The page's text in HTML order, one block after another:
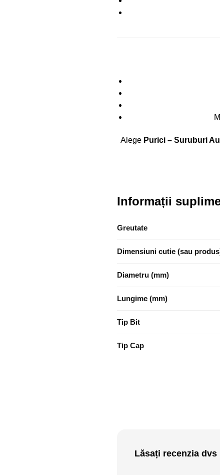
Alege Purici – Suruburi
Informații
Greutate
Dimensiuni cutie (sau
Diametru (mm)
Lungime (mm)
Tip Bit
Tip Cap
Lăsați recenzia dvs